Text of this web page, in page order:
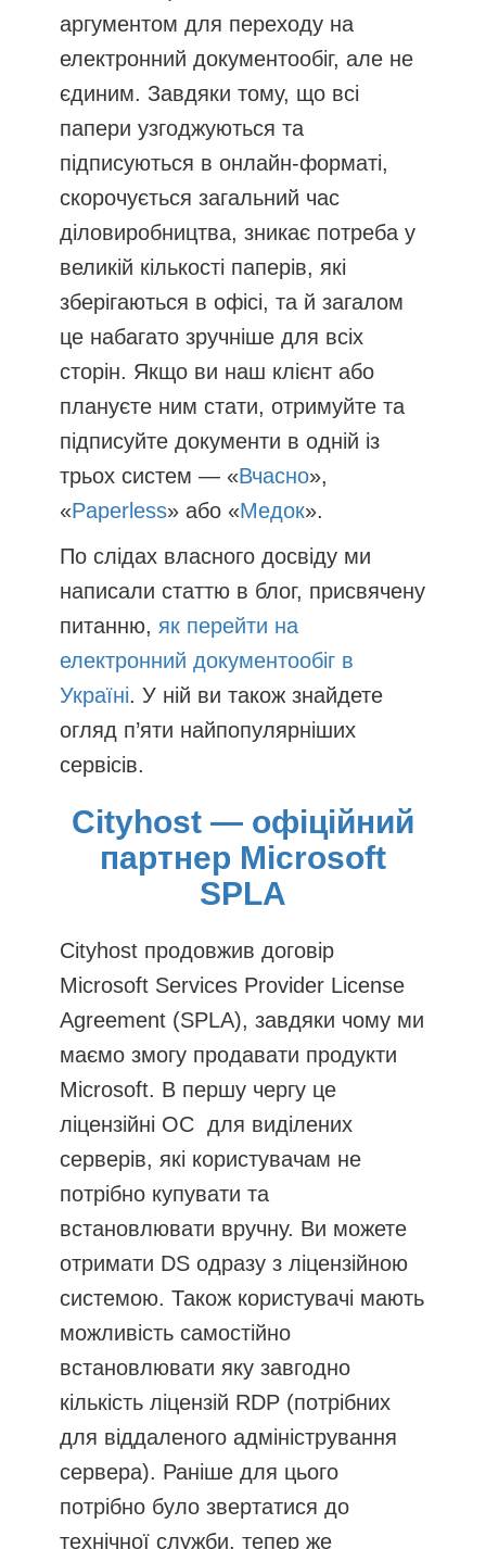
аргументом для переходу на
електронний документообіг, але не
єдиним. Завдяки тому, що всі
папери узгоджуються та
підписуються в онлайн-форматі,
скорочується загальний час
діловиробництва, зникає потреба у
великій кількості паперів, які
зберігаються в офісі, та й загалом
це набагато зручніше для всіх
сторін. Якщо ви наш клієнт або
плануєте ним стати, отримуйте та
підписуйте документи в одній із
трьох систем — «Вчасно»,
«Paperless» або «Медок».
По слідах власного досвіду ми
написали статтю в блог, присвячену
питанню, як перейти на
електронний документообіг в
Україні. У ній ви також знайдете
огляд п’яти найпопулярніших
сервісів.
Cityhost — офіційний
партнер Microsoft
SPLA
Cityhost продовжив договір
Microsoft Services Provider License
Agreement (SPLA), завдяки чому ми
маємо змогу продавати продукти
Microsoft. В першу чергу це
ліцензійні ОС для виділених
серверів, які користувачам не
потрібно купувати та
встановлювати вручну. Ви можете
отримати DS одразу з ліцензійною
системою. Також користувачі мають
можливість самостійно
встановлювати яку завгодно
кількість ліцензій RDP (потрібних
для віддаленого адміністрування
сервера). Раніше для цього
потрібно було звертатися до
технічної служби, тепер же